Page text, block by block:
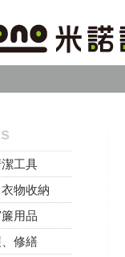
工具
物收納
用品
修繕